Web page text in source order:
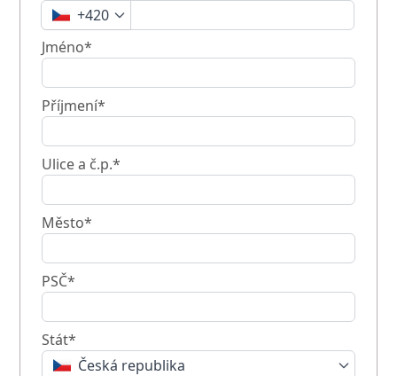
+420
Jméno*
Příjmení*
Ulice a č.p.*
Město*
PSČ*
Stát*
Česká republika